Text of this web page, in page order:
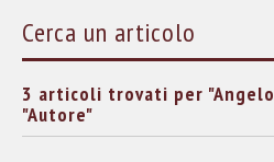
Cerca un articolo
3 articoli trovati per
"Autore"